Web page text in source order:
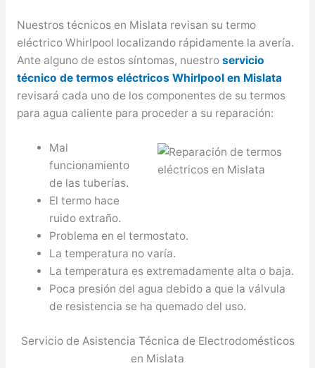
Nuestros técnicos en Mislata revisan su termo
eléctrico Whirlpool localizando rápidamente la avería.
Ante alguno de estos síntomas, nuestro servicio
técnico de termos eléctricos Whirlpool en Mislata
revisará cada uno de los componentes de su termos
para agua caliente para proceder a su reparación:
Mal
funcionamiento
de las tuberías.
El termo hace
ruido extraño.
Problema en el termostato.
La temperatura no varía.
La temperatura es extremadamente alta o baja.
Poca presión del agua debido a que la válvula
de resistencia se ha quemado del uso.
Servicio de Asistencia Técnica de Electrodomésticos
en Mislata